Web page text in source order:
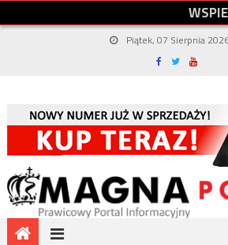
WSPIE
Piątek, 07 Sierpnia